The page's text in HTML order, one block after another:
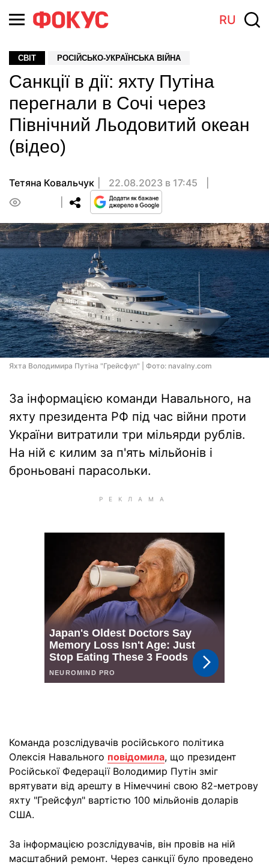
RU
СВІТ РОСІЙСЬКО-УКРАЇНСЬКА ВІЙНА
Санкції в дії: яхту Путіна
перегнали в Сочі через
Північний Льодовитий океан
(відео)
Тетяна Ковальчук
22.08.2023 в 17:45
Яхта Володимира Путіна "Грейсфул" | Фото: navalny.com
За інформацією команди Навального, на
яхту президента РФ під час війни проти
України витратили три мільярди рублів.
На ній є килим за п'ять мільйонів і
броньовані парасольки.
Команда розслідувачів російського політика
Олексія Навального повідомила, що президент
Російської Федерації Володимир Путін зміг
врятувати від арешту в Німеччині свою 82-метрову
яхту "Грейсфул" вартістю 100 мільйонів доларів
США.
За інформацією розслідувачів, він провів на ній
масштабний ремонт. Через санкції було проведено